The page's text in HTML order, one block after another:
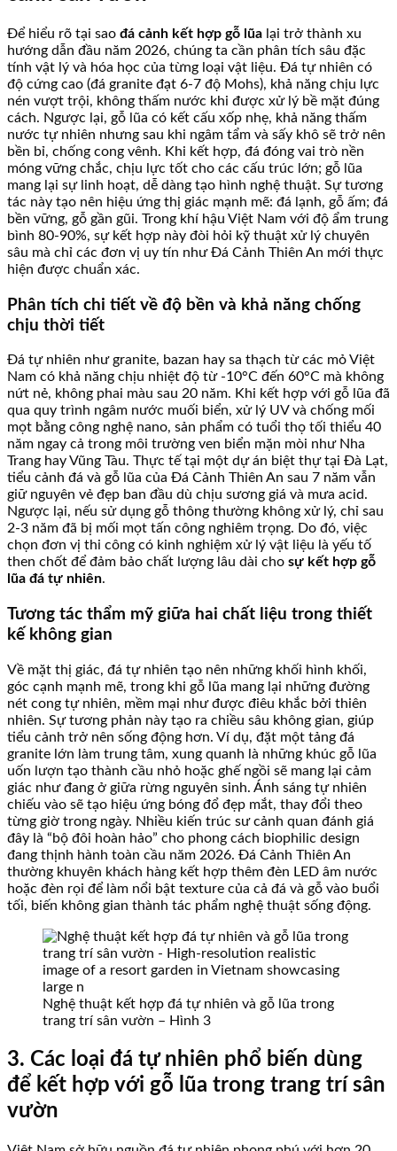
Để hiểu rõ tại sao đá cảnh kết hợp gỗ lũa lại trở thành xu
hướng dẫn đầu năm 2026, chúng ta cần phân tích sâu đặc
tính vật lý và hóa học của từng loại vật liệu. Đá tự nhiên có
độ cứng cao (đá granite đạt 6-7 độ Mohs), khả năng chịu lực
nén vượt trội, không thấm nước khi được xử lý bề mặt đúng
cách. Ngược lại, gỗ lũa có kết cấu xốp nhẹ, khả năng thấm
nước tự nhiên nhưng sau khi ngâm tẩm và sấy khô sẽ trở nên
bền bỉ, chống cong vênh. Khi kết hợp, đá đóng vai trò nền
móng vững chắc, chịu lực tốt cho các cấu trúc lớn; gỗ lũa
mang lại sự linh hoạt, dễ dàng tạo hình nghệ thuật. Sự tương
tác này tạo nên hiệu ứng thị giác mạnh mẽ: đá lạnh, gỗ ấm; đá
bền vững, gỗ gần gũi. Trong khí hậu Việt Nam với độ ẩm trung
bình 80-90%, sự kết hợp này đòi hỏi kỹ thuật xử lý chuyên
sâu mà chỉ các đơn vị uy tín như Đá Cảnh Thiên An mới thực
hiện được chuẩn xác.
Phân tích chi tiết về độ bền và khả năng chống
chịu thời tiết
Đá tự nhiên như granite, bazan hay sa thạch từ các mỏ Việt
Nam có khả năng chịu nhiệt độ từ -10°C đến 60°C mà không
nứt nẻ, không phai màu sau 20 năm. Khi kết hợp với gỗ lũa đã
qua quy trình ngâm nước muối biển, xử lý UV và chống mối
mọt bằng công nghệ nano, sản phẩm có tuổi thọ tối thiểu 40
năm ngay cả trong môi trường ven biển mặn mòi như Nha
Trang hay Vũng Tàu. Thực tế tại một dự án biệt thự tại Đà Lạt,
tiểu cảnh đá và gỗ lũa của Đá Cảnh Thiên An sau 7 năm vẫn
giữ nguyên vẻ đẹp ban đầu dù chịu sương giá và mưa acid.
Ngược lại, nếu sử dụng gỗ thông thường không xử lý, chỉ sau
2-3 năm đã bị mối mọt tấn công nghiêm trọng. Do đó, việc
chọn đơn vị thi công có kinh nghiệm xử lý vật liệu là yếu tố
then chốt để đảm bảo chất lượng lâu dài cho sự kết hợp gỗ
lũa đá tự nhiên.
Tương tác thẩm mỹ giữa hai chất liệu trong thiết
kế không gian
Về mặt thị giác, đá tự nhiên tạo nên những khối hình khối,
góc cạnh mạnh mẽ, trong khi gỗ lũa mang lại những đường
nét cong tự nhiên, mềm mại như được điêu khắc bởi thiên
nhiên. Sự tương phản này tạo ra chiều sâu không gian, giúp
tiểu cảnh trở nên sống động hơn. Ví dụ, đặt một tảng đá
granite lớn làm trung tâm, xung quanh là những khúc gỗ lũa
uốn lượn tạo thành cầu nhỏ hoặc ghế ngồi sẽ mang lại cảm
giác như đang ở giữa rừng nguyên sinh. Ánh sáng tự nhiên
chiếu vào sẽ tạo hiệu ứng bóng đổ đẹp mắt, thay đổi theo
từng giờ trong ngày. Nhiều kiến trúc sư cảnh quan đánh giá
đây là “bộ đôi hoàn hảo” cho phong cách biophilic design
đang thịnh hành toàn cầu năm 2026. Đá Cảnh Thiên An
thường khuyên khách hàng kết hợp thêm đèn LED âm nước
hoặc đèn rọi để làm nổi bật texture của cả đá và gỗ vào buổi
tối, biến không gian thành tác phẩm nghệ thuật sống động.
Nghệ thuật kết hợp đá tự nhiên và gỗ lũa trong
trang trí sân vườn – Hình 3
3. Các loại đá tự nhiên phổ biến dùng
để kết hợp với gỗ lũa trong trang trí sân
vườn